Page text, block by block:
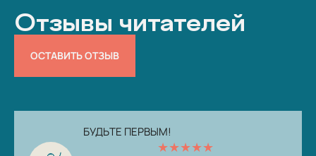
Отзывы читателей
ОСТАВИТЬ ОТЗЫВ
БУДЬТЕ ПЕРВЫМ!
★★★★★